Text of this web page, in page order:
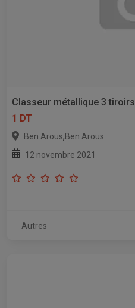
Classeur métallique 3 tiroirs
1 DT
Ben Arous,Ben Arous
12 novembre 2021
Autres